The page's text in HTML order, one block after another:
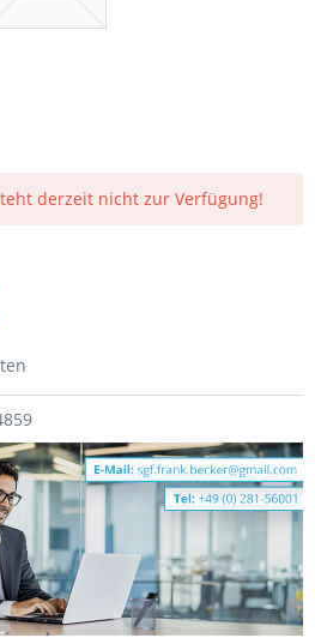
derzeit nicht zur Verfügung!